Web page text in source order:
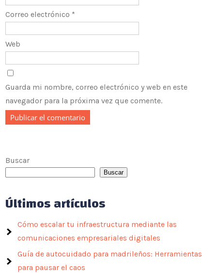
Correo electrónico *
Web
Guarda mi nombre, correo electrónico y web en este
navegador para la próxima vez que comente.
Buscar
Buscar
Últimos artículos
Cómo escalar tu infraestructura mediante las
comunicaciones empresariales digitales
Guía de autocuidado para madrileños: Herramientas
para pausar el caos